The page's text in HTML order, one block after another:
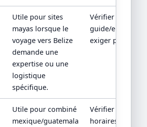
Utile pour sites
mayas lorsque le
voyage vers Belize
demande une
expertise ou une
logistique
spécifique.
Vérifier
guide/entrées/
exiger
Utile pour combiné
mexique/guatemala
Vérifier
horaires; exiger